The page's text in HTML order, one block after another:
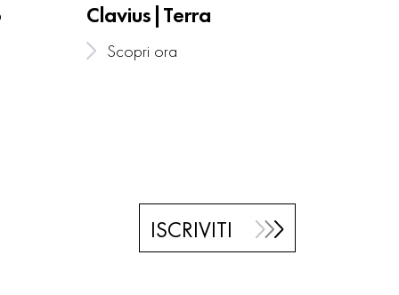
Clavius|Terra
Scopri ora
ISCRIVITI